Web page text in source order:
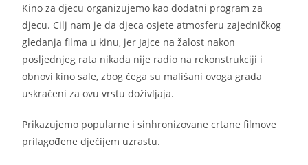
Kino za djecu organizujemo kao dodatni program za
djecu. Cilj nam je da djeca osjete atmosferu zajedničkog
gledanja filma u kinu, jer Jajce na žalost nakon
posljednjeg rata nikada nije radio na rekonstrukciji i
obnovi kino sale, zbog čega su mališani ovoga grada
uskraćeni za ovu vrstu doživljaja.
Prikazujemo popularne i sinhronizovane crtane filmove
prilagođene dječijem uzrastu.